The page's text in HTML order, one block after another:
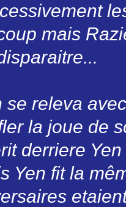
mais
se releva
la joue de
derriere
Yen fit la